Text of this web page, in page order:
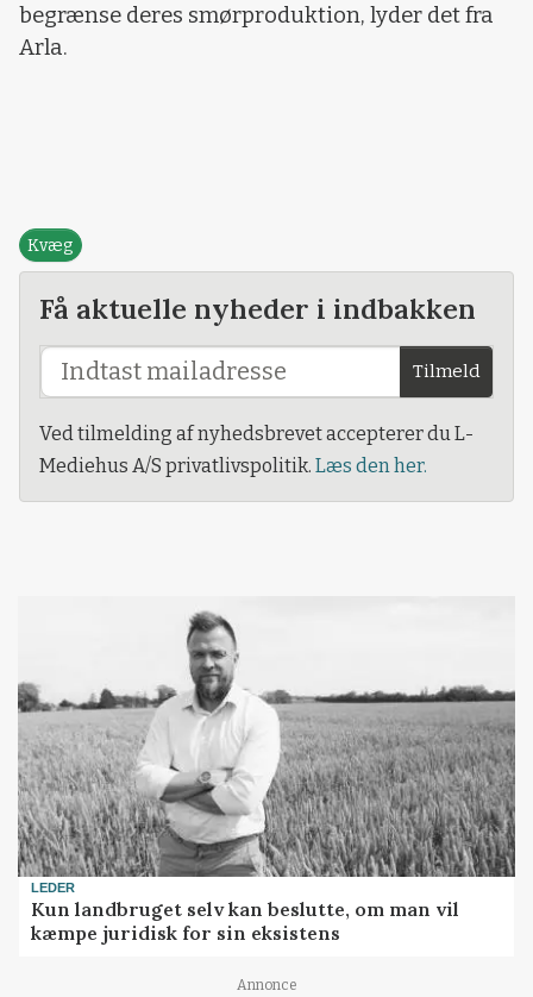
begrænse deres smørproduktion, lyder det fra
Arla.
Kvæg
Få aktuelle nyheder i indbakken
Tilmeld
Ved tilmelding af nyhedsbrevet accepterer du L-
Mediehus A/S privatlivspolitik. Læs den her.
LEDER
Kun landbruget selv kan beslutte, om man vil
kæmpe juridisk for sin eksistens
Annonce